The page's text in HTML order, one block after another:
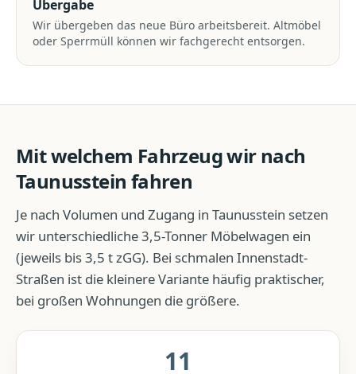
Übergabe
Wir übergeben das neue Büro arbeitsbereit. Altmöbel
oder Sperrmüll können wir fachgerecht entsorgen.
Mit welchem Fahrzeug wir nach
Taunusstein fahren
Je nach Volumen und Zugang in Taunusstein setzen
wir unterschiedliche 3,5-Tonner Möbelwagen ein
(jeweils bis 3,5 t zGG). Bei schmalen Innenstadt-
Straßen ist die kleinere Variante häufig praktischer,
bei großen Wohnungen die größere.
11